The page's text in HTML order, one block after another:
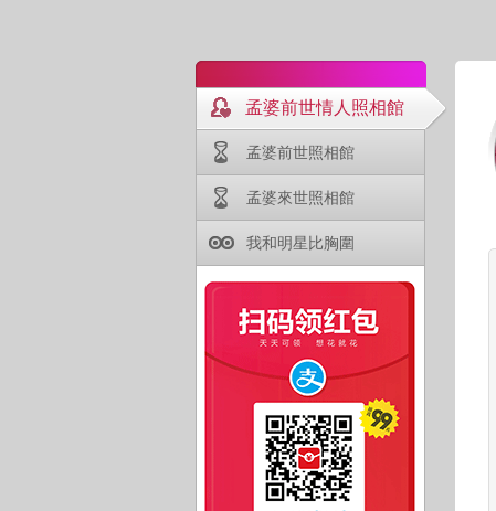
孟婆前世情人照相館
孟婆前世照相館
孟婆來世照相館
我和明星比胸圍